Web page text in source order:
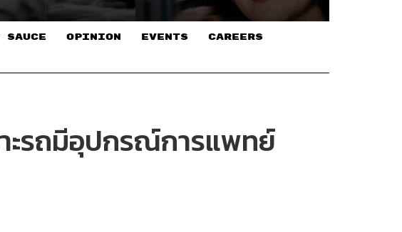
SAUCE​ OPINION EVENTS CAREERS
ะรถมีอุปกรณ์การแพทย์